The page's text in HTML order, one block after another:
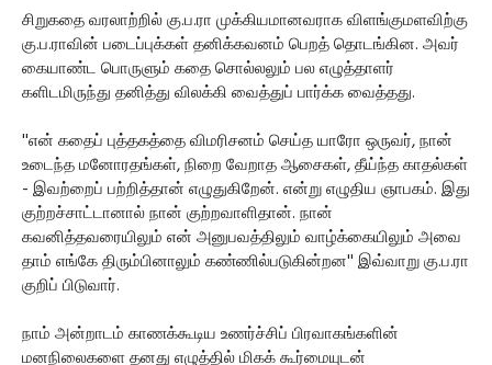
சிறுகதை வரலாற்றில் கு.ப.ரா முக்கியமானவராக விளங்குமளவிற்கு
கு.ப.ராவின் படைப்புக்கள் தனிக்கவனம் பெறத் தொடங்கின. அவர்
கையாண்ட பொருளும் கதை சொல்லலும் பல எழுத்தாளர்
களிடமிருந்து தனித்து விலக்கி வைத்துப் பார்க்க வைத்தது.
''என் கதைப் புத்தகத்தை விமரிசனம் செய்த யாரோ ஒருவர், நான்
உடைந்த மனோரதங்கள், நிறை வேறாத ஆசைகள், தீய்ந்த காதல்கள்
- இவற்றைப் பற்றித்தான் எழுதுகிறேன். என்று எழுதிய ஞாபகம். இது
குற்றச்சாட்டானால் நான் குற்றவாளிதான். நான்
கவனித்தவரையிலும் என் அனுபவத்திலும் வாழ்க்கையிலும் அவை
தாம் எங்கே திரும்பினாலும் கண்ணில்படுகின்றன'' இவ்வாறு கு.ப.ரா
குறிப் பிடுவார்.
நாம் அன்றாடம் காணக்கூடிய உணர்ச்சிப் பிரவாகங்களின்
மனநிலைகளை தனது எழுத்தில் மிகக் கூர்மையுடன்